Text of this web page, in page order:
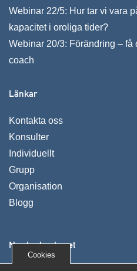
Webinar 22/5: Hur tar vi vara
kapacitet i oroliga tider?
Webinar 20/3: Förändring – få
coach
Länkar
Kontakta oss
Konsulter
Individuellt
Grupp
Organisation
Blogg
Nya Ledarskapet
Cookies